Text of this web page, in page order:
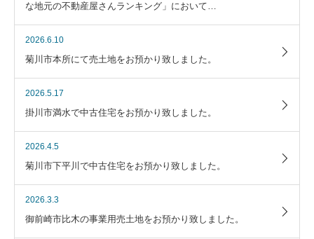
な地元の不動産屋さんランキング」において…
2026.6.10
菊川市本所にて売土地をお預かり致しました。
2026.5.17
掛川市満水で中古住宅をお預かり致しました。
2026.4.5
菊川市下平川で中古住宅をお預かり致しました。
2026.3.3
御前崎市比木の事業用売土地をお預かり致しました。